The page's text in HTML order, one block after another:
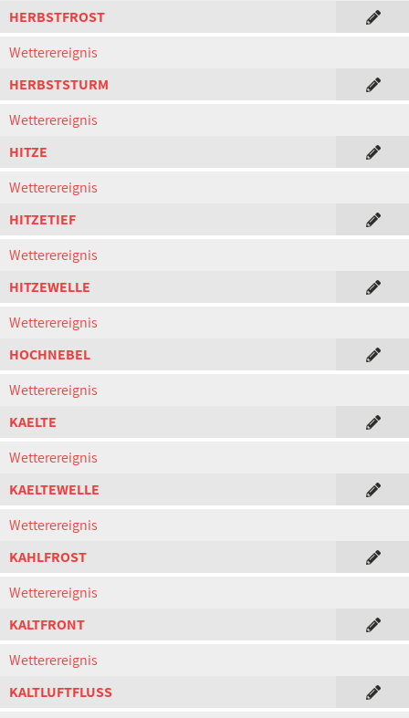
HERBSTFROST
Wetterereignis
HERBSTSTURM
Wetterereignis
HITZE
Wetterereignis
HITZETIEF
Wetterereignis
HITZEWELLE
Wetterereignis
HOCHNEBEL
Wetterereignis
KAELTE
Wetterereignis
KAELTEWELLE
Wetterereignis
KAHLFROST
Wetterereignis
KALTFRONT
Wetterereignis
KALTLUFTFLUSS